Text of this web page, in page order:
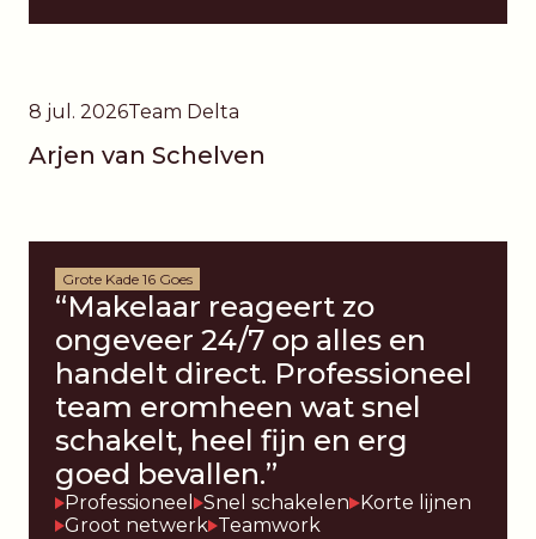
8 jul. 2026Team Delta
Arjen van Schelven
Grote Kade 16 Goes
“Makelaar reageert zo
ongeveer 24/7 op alles en
handelt direct. Professioneel
team eromheen wat snel
schakelt, heel fijn en erg
goed bevallen.”
Professioneel Snel schakelen Korte lijnen
Groot netwerk Teamwork